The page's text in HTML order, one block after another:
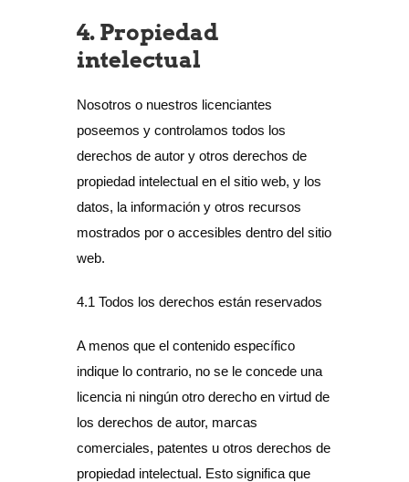
4. Propiedad
intelectual
Nosotros o nuestros licenciantes
poseemos y controlamos todos los
derechos de autor y otros derechos de
propiedad intelectual en el sitio web, y los
datos, la información y otros recursos
mostrados por o accesibles dentro del sitio
web.
4.1 Todos los derechos están reservados
A menos que el contenido específico
indique lo contrario, no se le concede una
licencia ni ningún otro derecho en virtud de
los derechos de autor, marcas
comerciales, patentes u otros derechos de
propiedad intelectual. Esto significa que